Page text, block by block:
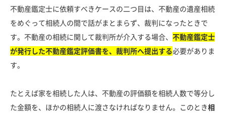
不動産鑑定士に依頼すべきケースの二つ目は、不動産の遺産相続
をめぐって相続人の間で話がまとまらず、裁判になったときで
す。不動産の相続に関して裁判所が介入する場合、 不動産鑑定士
が発行した不動産鑑定評価書を、裁判所へ提出する必要がありま
す。
たとえば家を相続した人は、不動産の評価額を相続人数で等分し
た金額を、ほかの相続人に渡さなければなりません。このとき相